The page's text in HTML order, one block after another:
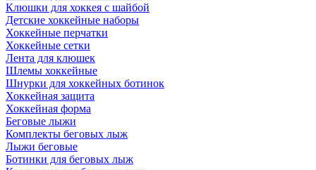
Клюшки для хоккея с шайбой
Детские хоккейные наборы
Хоккейные перчатки
Хоккейные сетки
Лента для клюшек
Шлемы хоккейные
Шнурки для хоккейных ботинок
Хоккейная защита
Хоккейная форма
Беговые лыжи
Комплекты беговых лыж
Лыжи беговые
Ботинки для беговых лыж